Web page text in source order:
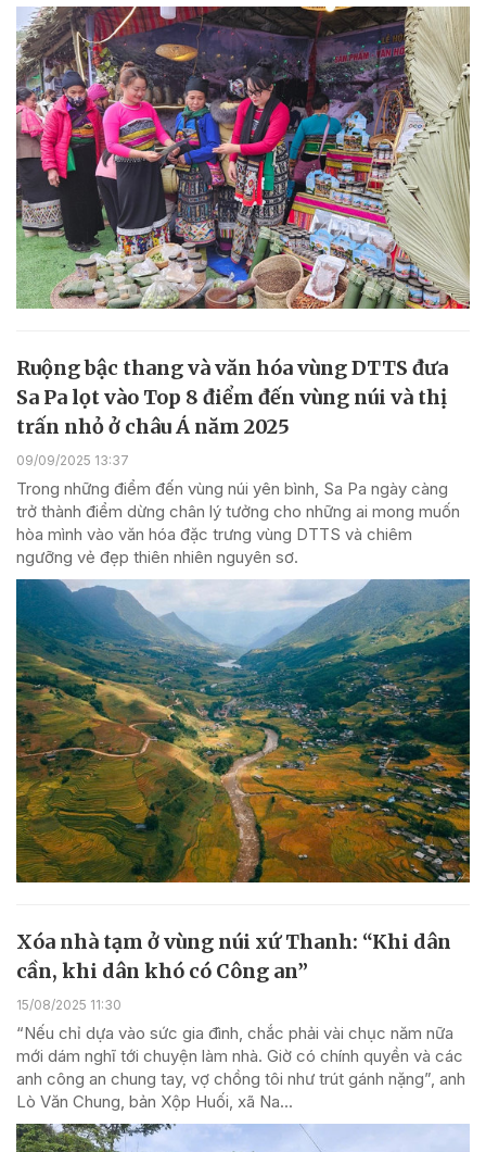
Ruộng bậc thang và văn hóa vùng DTTS đưa
Sa Pa lọt vào Top 8 điểm đến vùng núi và thị
trấn nhỏ ở châu Á năm 2025
09/09/2025 13:37
Trong những điểm đến vùng núi yên bình, Sa Pa ngày càng
trở thành điểm dừng chân lý tưởng cho những ai mong muốn
hòa mình vào văn hóa đặc trưng vùng DTTS và chiêm
ngưỡng vẻ đẹp thiên nhiên nguyên sơ.
Xóa nhà tạm ở vùng núi xứ Thanh: “Khi dân
cần, khi dân khó có Công an”
15/08/2025 11:30
“Nếu chỉ dựa vào sức gia đình, chắc phải vài chục năm nữa
mới dám nghĩ tới chuyện làm nhà. Giờ có chính quyền và các
anh công an chung tay, vợ chồng tôi như trút gánh nặng”, anh
Lò Văn Chung, bản Xộp Huối, xã Na...